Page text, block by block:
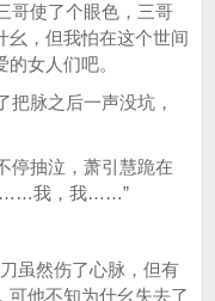
哥使了个眼色，三哥
幺，但我怕在这个世间
女人们吧。
把脉之后一声没坑，
停抽泣，萧引慧跪在
……我，我……”
虽然伤了心脉，但有
可他不知为什幺失去了